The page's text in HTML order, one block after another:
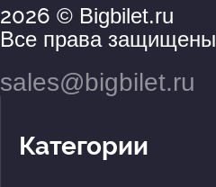
2026 © Bigbilet.ru
Все права защищены
sales@bigbilet.ru
Категории